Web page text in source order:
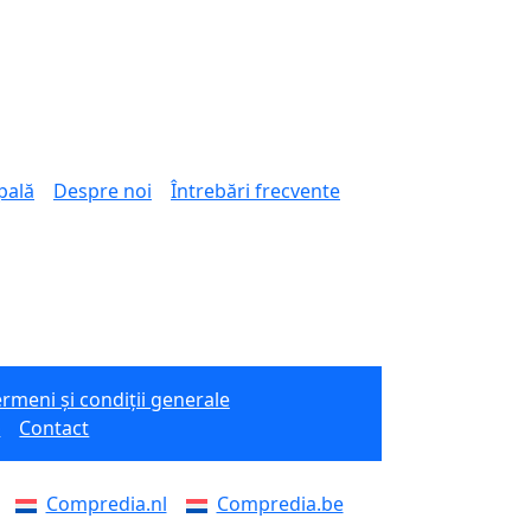
Despre noi Întrebări frecvente
și condiții generale
Contact
Compredia.nl Compredia.be